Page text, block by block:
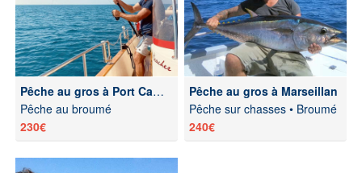
Pêche au gros à Port Camargue
Pêche au broumé
230€
Pêche au gros à Marseillan
Pêche sur chasses • Broumé
240€